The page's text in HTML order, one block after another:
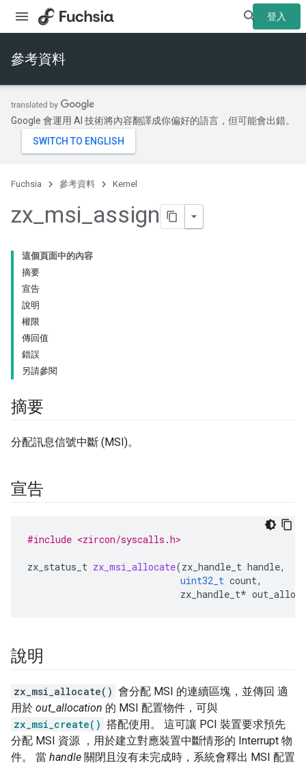
登入
參考資料
Google 會運用 AI 技術將內容翻譯成你偏好的語言，但可能會出錯。
Fuchsia 參考資料 Kernel
zx_msi_assign
這個頁面中的內容
摘要
宣告
說明
權限
傳回值
錯誤
另請參閱
摘要
分配訊息信號中斷 (MSI)。
宣告
#include <zircon/syscalls.h>
zx_status_t zx_msi_allocate(zx_handle_t handle,
uint32_t count,
zx_handle_t*
說明
zx_msi_allocate() 會分配 MSI 的連續區塊 ，並傳回 適
用於 out_allocation 的 MSI 配置物件，可與
zx_msi_create() 搭配使用。 這可讓 PCI 裝置要求預先
分配 MSI 資源 ，用於建立對應裝置中斷情形的 Interrupt 物
件。 當 handle 關閉且沒有未完成時，系統會釋出 MSI 配置